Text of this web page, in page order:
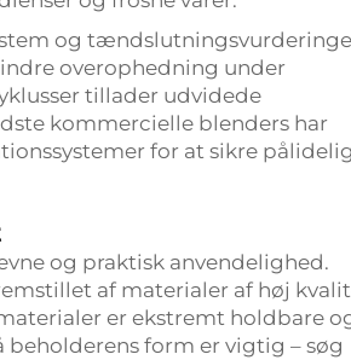
og
overophedning under
tillader udvidede
kommercielle blenders har
for at sikre pålidelig
og praktisk anvendelighed.
af materialer af høj
er ekstremt holdbare
form er vigtig – søg